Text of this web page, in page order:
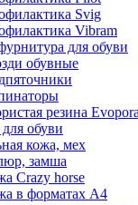
Svig
Vibram
для обуви
обувные
резина Evopora
обуви
кожа, мех
замша
Crazy horse
в форматах А4